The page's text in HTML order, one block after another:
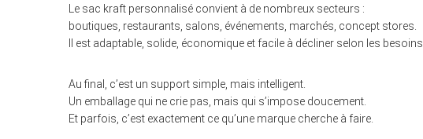
Le sac kraft personnalisé convient à de nombreux secteurs :
boutiques, restaurants, salons, événements, marchés, concept stores.
Il est adaptable, solide, économique et facile à décliner selon les besoins.
Au final, c’est un support simple, mais intelligent.
Un emballage qui ne crie pas, mais qui s’impose doucement.
Et parfois, c’est exactement ce qu’une marque cherche à faire.